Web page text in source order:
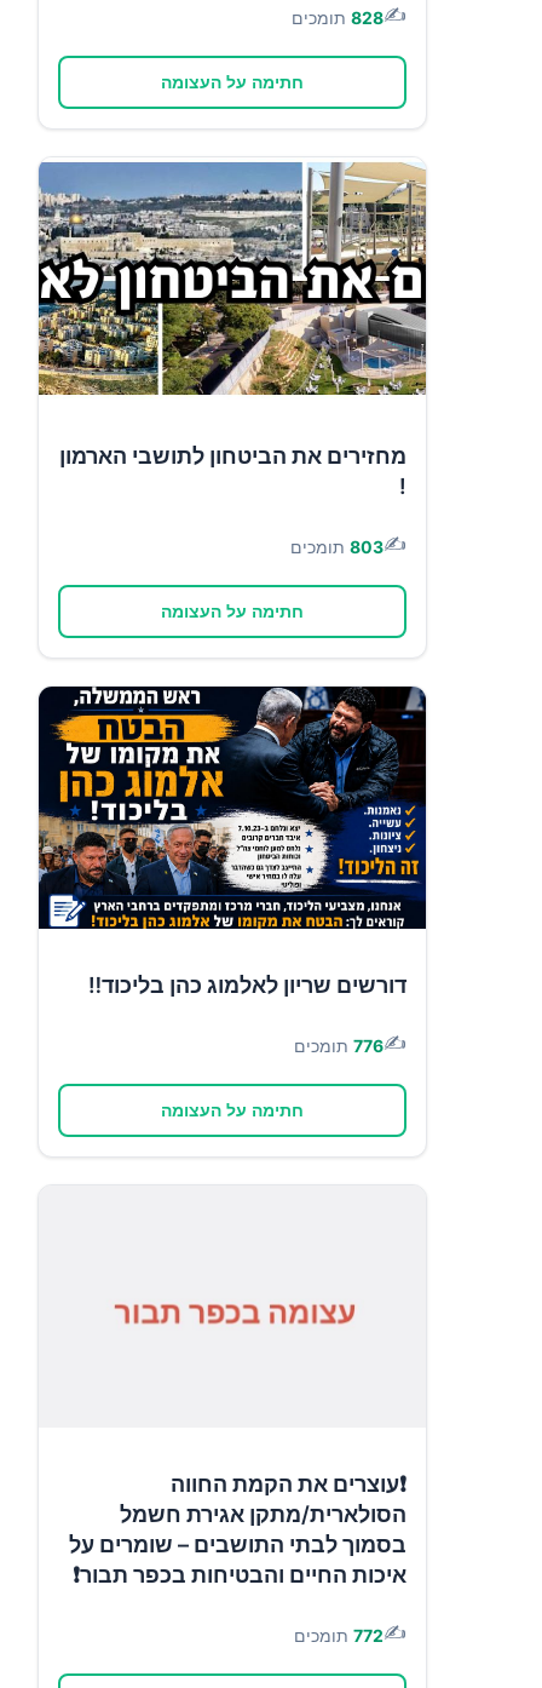
✍️
828 תומכים
חתימה על העצומה
מחזירים את הביטחון לתושבי הארמון
!
✍️
803 תומכים
חתימה על העצומה
דורשים שריון לאלמוג כהן בליכוד‼️
✍️
776 תומכים
חתימה על העצומה
❗עוצרים את הקמת החווה
הסולארית/מתקן אגירת חשמל
בסמוך לבתי התושבים – שומרים על
איכות החיים והבטיחות בכפר תבור❗
✍️
772 תומכים